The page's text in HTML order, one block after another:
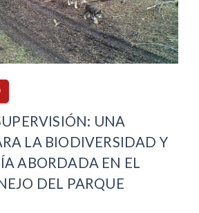
UNA
LA BIODIVERSIDAD Y
ABORDADA EN EL
DEL PARQUE